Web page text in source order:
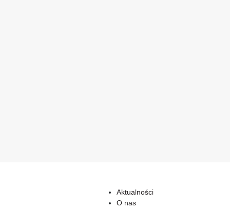
Aktualności
O nas